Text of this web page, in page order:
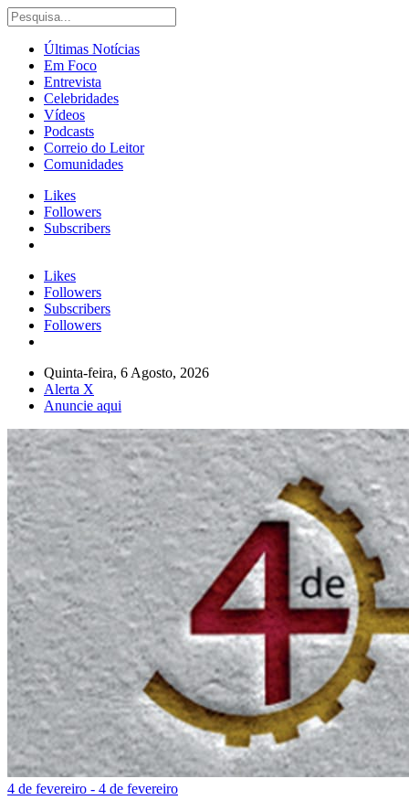
Últimas Notícias
Em Foco
Entrevista
Celebridades
Vídeos
Podcasts
Correio do Leitor
Comunidades
Likes
Followers
Subscribers
Likes
Followers
Subscribers
Followers
Quinta-feira, 6 Agosto, 2026
Alerta X
Anuncie aqui
4 de fevereiro - 4 de fevereiro